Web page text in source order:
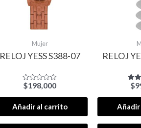
Mujer
RELOJ YESS S388-07
Valorado
0
de
5
$198,000
Añadir al carrito
RELOJ
$